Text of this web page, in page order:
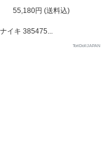
55,180円 (送料込)
イキ 385475...
ToriDollJAPAN